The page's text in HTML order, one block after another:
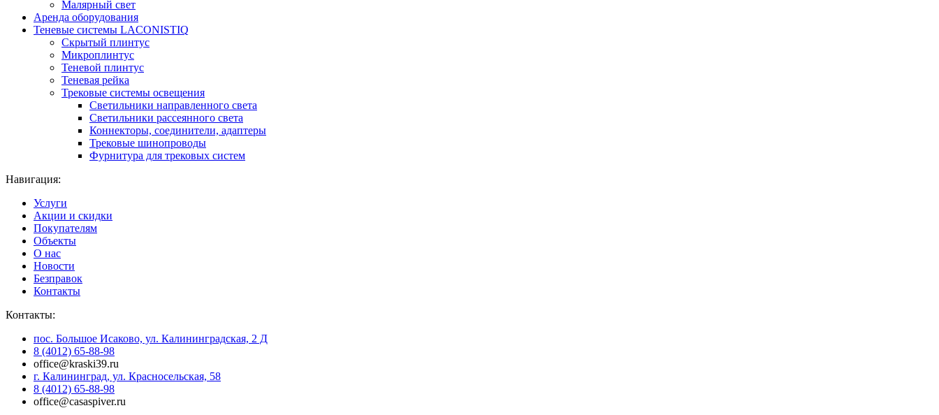
Малярный свет
Аренда оборудования
Теневые системы LACONISTIQ
Скрытый плинтус
Микроплинтус
Теневой плинтус
Теневая рейка
Трековые системы освещения
Светильники направленного света
Светильники рассеянного света
Коннекторы, соединители, адаптеры
Трековые шинопроводы
Фурнитура для трековых систем
Навигация:
Услуги
Акции и скидки
Покупателям
Объекты
О нас
Новости
Безправок
Контакты
Контакты:
пос. Большое Исаково, ул. Калининградская, 2 Д
8 (4012) 65-88-98
office@kraski39.ru
г. Калининград, ул. Красносельская, 58
8 (4012) 65-88-98
office@casaspiver.ru